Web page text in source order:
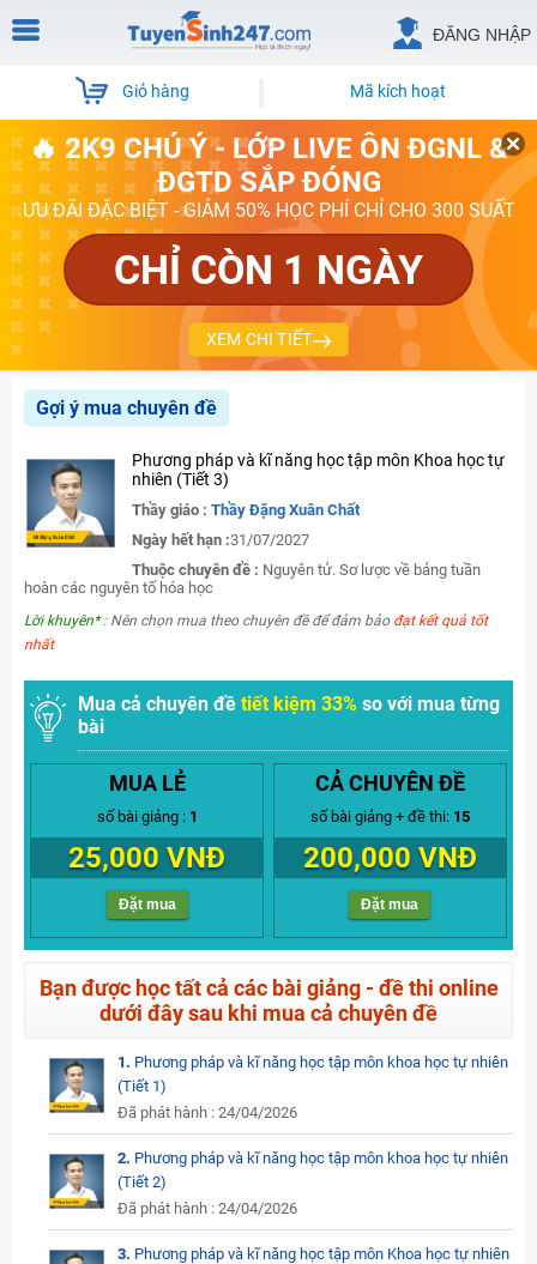
ĐĂNG NHẬP
Giỏ hàng Mã kích hoạt
🔥 2K9 CHÚ Ý - LỚP LIVE ÔN ĐGNL &
ĐGTD SẮP ĐÓNG
ƯU ĐÃI ĐẶC BIỆT - GIẢM 50% HỌC PHÍ CHỈ CHO 300 SUẤT
CHỈ CÒN 1 NGÀY
XEM CHI TIẾT
Gợi ý mua chuyên đề
Phương pháp và kĩ năng học tập môn Khoa học tự
nhiên (Tiết 3)
Thầy giáo : Thầy Đặng Xuân Chất
Ngày hết hạn :31/07/2027
Thuộc chuyên đề : Nguyên tử. Sơ lược về bảng tuần
hoàn các nguyên tố hóa học
Lời khuyên*: Nên chọn mua theo chuyên đề để đảm bảo đạt kết quả tốt
nhất
Mua cả chuyên đề tiết kiệm 33% so với mua từng
bài
MUA LẺ
số bài giảng : 1
25,000 VNĐ
Đặt mua
CẢ CHUYÊN ĐỀ
số bài giảng + đề thi: 15
200,000 VNĐ
Đặt mua
Bạn được học tất cả các bài giảng - đề thi online
dưới đây sau khi mua cả chuyên đề
1. Phương pháp và kĩ năng học tập môn khoa học tự nhiên
(Tiết 1)
Đã phát hành : 24/04/2026
2. Phương pháp và kĩ năng học tập môn khoa học tự nhiên
(Tiết 2)
Đã phát hành : 24/04/2026
3. Phương pháp và kĩ năng học tập môn Khoa học tự nhiên